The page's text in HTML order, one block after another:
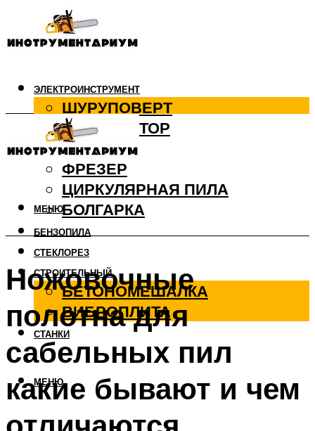
ЭЛЕКТРОИНСТРУМЕНТ
ШУРУПОВЕРТ
ПЕРФОРАТОР
ДРЕЛЬ
ФРЕЗЕР
ЦИРКУЛЯРНАЯ ПИЛА
БОЛГАРКА
БЕНЗОПИЛА
СТЕКЛОРЕЗ
СТРОИТЕЛЬНЫЙ
БЕТОНОМЕШАЛКА
ВИБРОПЛИТА
СТАНКИ
МЕНЮ
МЕНЮ
Ножовочные
полотна для
сабельных пил
какие бывают и чем